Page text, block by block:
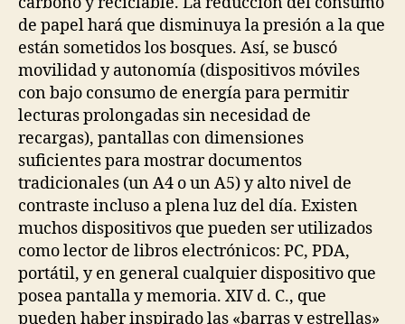
de papel hará que disminuya la presión a la que
están sometidos los bosques. Así, se buscó
movilidad y autonomía (dispositivos móviles
con bajo consumo de energía para permitir
lecturas prolongadas sin necesidad de
recargas), pantallas con dimensiones
suficientes para mostrar documentos
tradicionales (un A4 o un A5) y alto nivel de
contraste incluso a plena luz del día. Existen
muchos dispositivos que pueden ser utilizados
como lector de libros electrónicos: PC, PDA,
portátil, y en general cualquier dispositivo que
posea pantalla y memoria. XIV d. C., que
pueden haber inspirado las «barras y estrellas»